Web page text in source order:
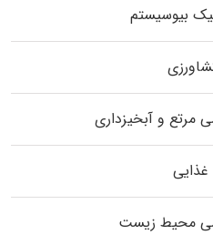
بیوسیستم
مرتع و آبخیزداری
محیط زیست